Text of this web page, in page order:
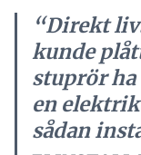
“Direkt
kunde
stuprör
en
sådan